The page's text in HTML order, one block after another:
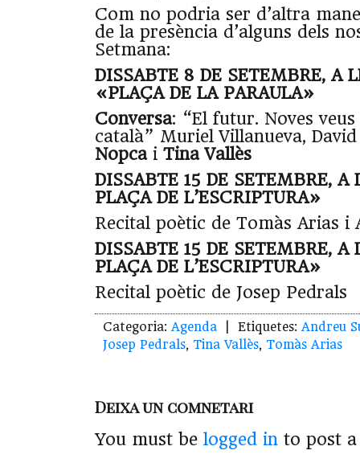
Com no podria ser d’altra
de la presència d’alguns dels
Setmana:
DISSABTE 8 DE SETEMBRE, A
«PLAÇA DE LA PARAULA»
Conversa: “El futur. Noves
català” Muriel Villanueva,
Nopcai Tina Vallès
DISSABTE 15 DE SETEMBRE, A
PLAÇA DE L’ESCRIPTURA»
Recital poètic de Tomàs Arias i
DISSABTE 15 DE SETEMBRE, A
PLAÇA DE L’ESCRIPTURA»
Recital poètic de Josep Pedrals
Categoria: Agenda | Etiquetes: Andreu
Josep Pedrals, Tina Vallès, Tomàs Arias
Deixa un comnetari
You must be logged in to post